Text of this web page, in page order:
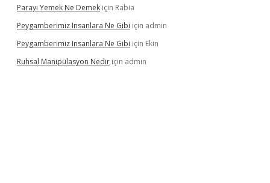
Parayı Yemek Ne Demek için Rabia
Peygamberimiz Insanlara Ne Gibi için admin
Peygamberimiz Insanlara Ne Gibi için Ekin
Ruhsal Manipülasyon Nedir için admin